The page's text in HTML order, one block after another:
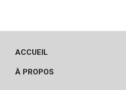
ACCUEIL
À PROPOS